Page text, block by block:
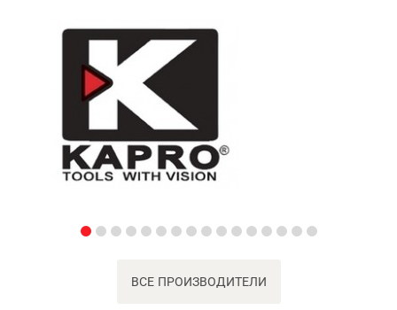
ВСЕ ПРОИЗВОДИТЕЛИ